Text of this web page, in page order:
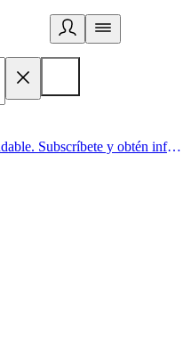
Acá comienza un estilo de vida saludable. Subscríbete y obtén información de primera mano